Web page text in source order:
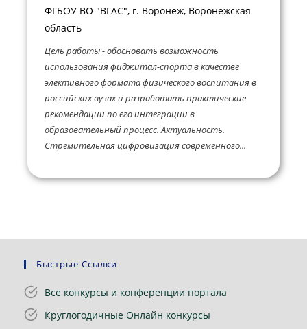
ФГБОУ ВО "ВГАС", г. Воронеж, Воронежская
область
Цель работы - обосновать возможность
использования фиджитал-спорта в качестве
элективного формата физического воспитания в
российских вузах и разработать практические
рекомендации по его интеграции в
образовательный процесс. Актуальность.
Стремительная цифровизация современного...
Быстрые Ссылки
Все конкурсы и конференции портала
Круглогодичные Онлайн конкурсы